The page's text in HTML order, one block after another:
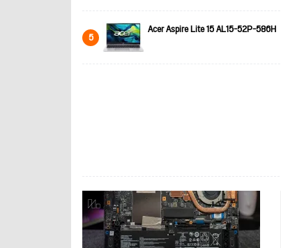
5 Acer Aspire Lite 15 AL15-52P-586H